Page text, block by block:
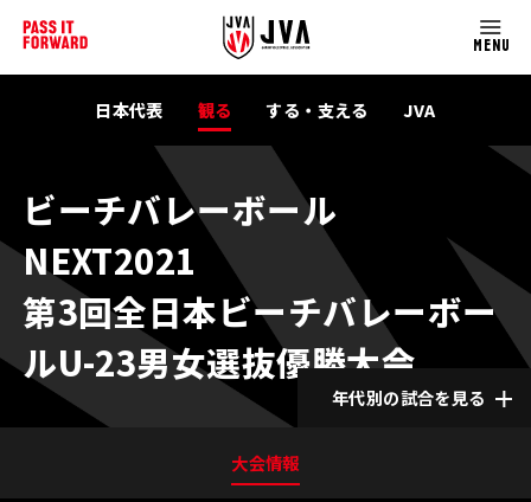
MENU
日本代表 観る する・支える JVA
ビーチバレーボール
NEXT2021
第3回全日本ビーチバレーボー
ルU-23男女選抜優勝大会
年代別の試合を見る
大会情報